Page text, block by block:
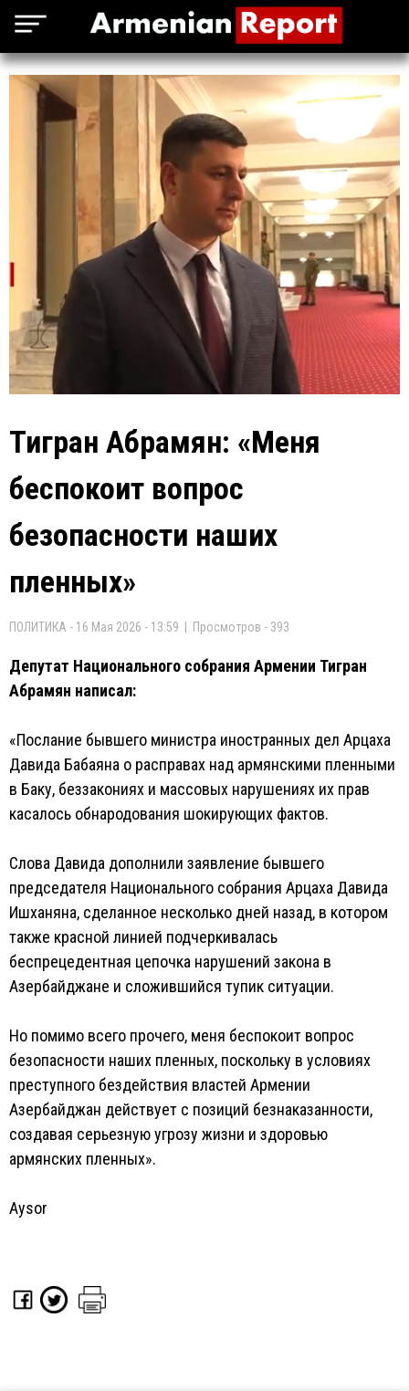
Тигран Абрамян: «Меня
беспокоит вопрос
безопасности наших
пленных»
ПОЛИТИКА - 16 Мая 2026 - 13:59 | Просмотров - 393
Депутат Национального собрания Армении Тигран
Абрамян написал:
«Послание бывшего министра иностранных дел Арцаха
Давида Бабаяна о расправах над армянскими пленными
в Баку, беззакониях и массовых нарушениях их прав
касалось обнародования шокирующих фактов.
Слова Давида дополнили заявление бывшего
председателя Национального собрания Арцаха Давида
Ишханяна, сделанное несколько дней назад, в котором
также красной линией подчеркивалась
беспрецедентная цепочка нарушений закона в
Азербайджане и сложившийся тупик ситуации.
Но помимо всего прочего, меня беспокоит вопрос
безопасности наших пленных, поскольку в условиях
преступного бездействия властей Армении
Азербайджан действует с позиций безнаказанности,
создавая серьезную угрозу жизни и здоровью
армянских пленных».
Aysor